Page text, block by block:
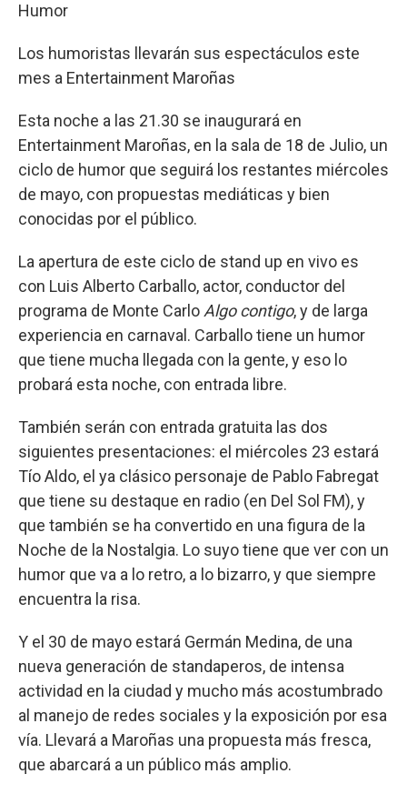
Humor
Los humoristas llevarán sus espectáculos este
mes a Entertainment Maroñas
Esta noche a las 21.30 se inaugurará en
Entertainment Maroñas, en la sala de 18 de Julio, un
ciclo de humor que seguirá los restantes miércoles
de mayo, con propuestas mediáticas y bien
conocidas por el público.
La apertura de este ciclo de stand up en vivo es
con Luis Alberto Carballo, actor, conductor del
programa de Monte Carlo Algo contigo, y de larga
experiencia en carnaval. Carballo tiene un humor
que tiene mucha llegada con la gente, y eso lo
probará esta noche, con entrada libre.
También serán con entrada gratuita las dos
siguientes presentaciones: el miércoles 23 estará
Tío Aldo, el ya clásico personaje de Pablo Fabregat
que tiene su destaque en radio (en Del Sol FM), y
que también se ha convertido en una figura de la
Noche de la Nostalgia. Lo suyo tiene que ver con un
humor que va a lo retro, a lo bizarro, y que siempre
encuentra la risa.
Y el 30 de mayo estará Germán Medina, de una
nueva generación de standaperos, de intensa
actividad en la ciudad y mucho más acostumbrado
al manejo de redes sociales y la exposición por esa
vía. Llevará a Maroñas una propuesta más fresca,
que abarcará a un público más amplio.